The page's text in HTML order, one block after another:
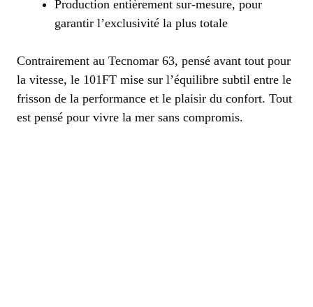
Production entièrement sur-mesure, pour
garantir l’exclusivité la plus totale
Contrairement au Tecnomar 63, pensé avant tout pour
la vitesse, le 101FT mise sur l’équilibre subtil entre le
frisson de la performance et le plaisir du confort. Tout
est pensé pour vivre la mer sans compromis.